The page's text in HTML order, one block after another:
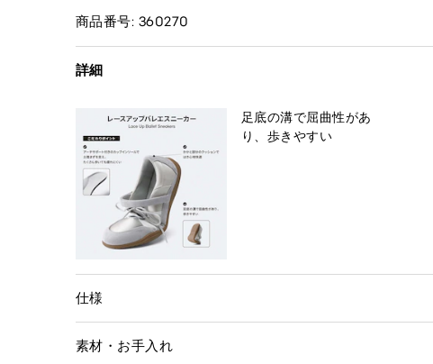
商品番号: 360270
詳細
足底の溝で屈曲性があ
り、歩きやすい
仕様
素材・お手入れ